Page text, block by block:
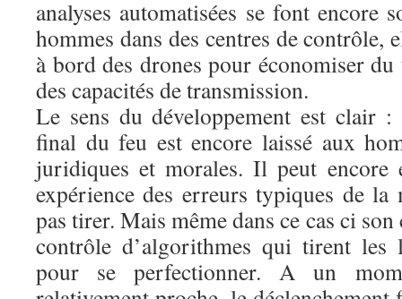
analyses automatisées se font encore
hommes dans des centres de contrôle,
à bord des drones pour économiser
des capacités de transmission.
Le sens du développement est clair :
final du feu est encore laissé aux
juridiques et morales. Il peut encore
expérience des erreurs typiques de la
pas tirer. Mais même dans ce cas ci
contrôle d’algorithmes qui tirent les
pour se perfectionner. A un